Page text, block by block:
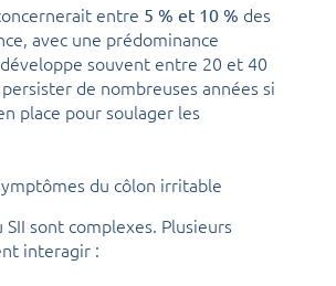
entre 5 % et 10 % des
avec une prédominance
souvent entre 20 et 40
de nombreuses années si
place pour soulager les
du côlon irritable
SII sont complexes. Plusieurs
interagir :